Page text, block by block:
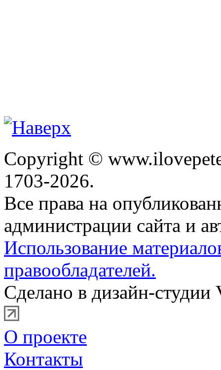
Copyright ©
1703-2026.
Все права на
администрации сайта и
Использование
правообладателей.
Сделано в дизайн-студии
О проекте
Контакты